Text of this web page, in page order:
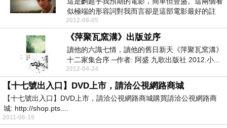
似極端的形容詞對我而言卻是這部電影最好的註
解，這是一個簡...
2012-08-05
《萍聚瓦窯溝》出版並序
讀他的六識七情，讀他的舊日新天《萍聚瓦窯溝》
十二家集合序 ─作者: 阿盛 九歌出版社 2012.小...
2012-04-24
【十七號出入口】DVD上市，請洽公視網路商城
【十七號出入口】DVD上市，請洽公視網路商城購買請洽公視網路商
城: http://shop.pts....
2011-06-19